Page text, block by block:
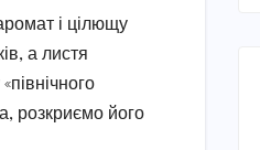
і цілющу
а листя
розкриємо його